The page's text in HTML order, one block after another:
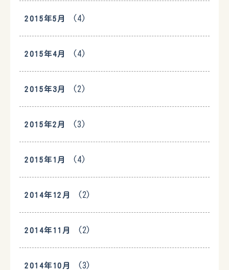
2015年5月 (4)
2015年4月 (4)
2015年3月 (2)
2015年2月 (3)
2015年1月 (4)
2014年12月 (2)
2014年11月 (2)
2014年10月 (3)